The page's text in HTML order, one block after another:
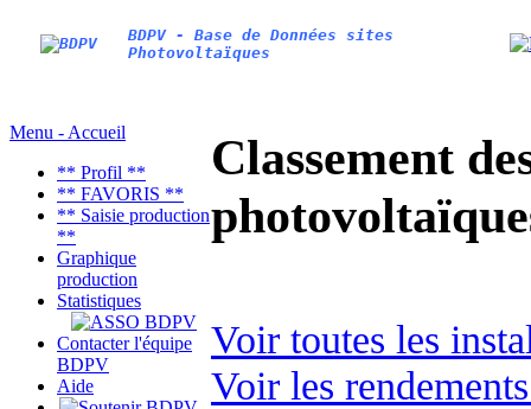
BDPV - Base de Données sites
Photovoltaïques
Menu - Accueil
** Profil **
** FAVORIS **
** Saisie production
**
Graphique
production
Statistiques
Contacter l'équipe
BDPV
Aide
Classement
Voir toutes les
Voir les